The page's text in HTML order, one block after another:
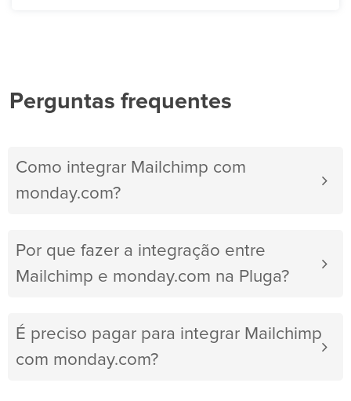
Perguntas frequentes
Como integrar Mailchimp com
monday.com?
Por que fazer a integração entre
Mailchimp e monday.com na Pluga?
É preciso pagar para integrar Mailchimp
com monday.com?